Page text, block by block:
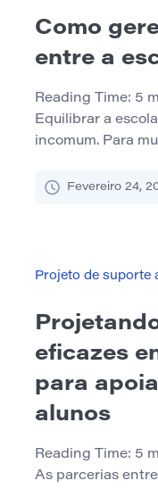
É uma […]
Como
entre a
Reading Time: 5
Equilibrar a
incomum. Para
desenvolvimento
encontrar horas
Fevereiro 24,
Projeto de suporte
eficazes
para
alunos
Reading Time: 5
As parcerias